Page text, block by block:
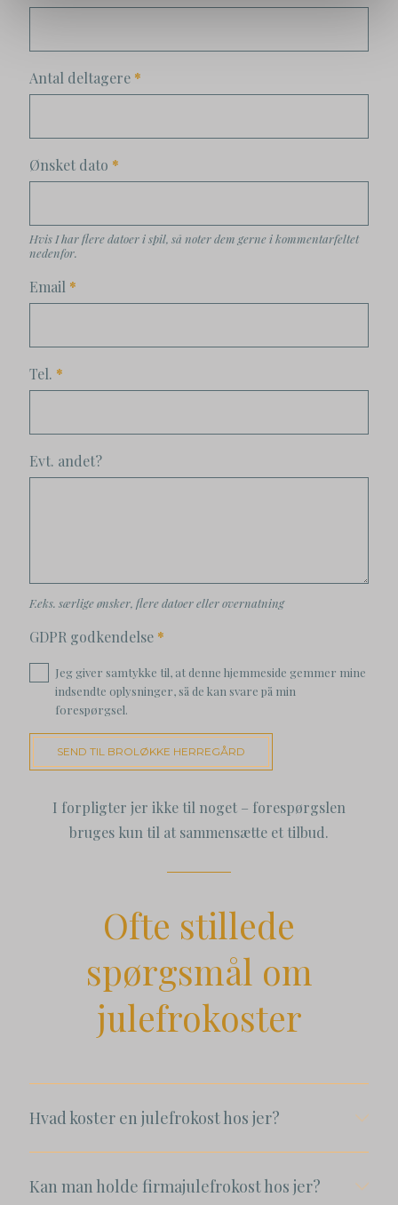
Antal deltagere *
Ønsket dato *
Hvis I har flere datoer i spil, så noter dem gerne i kommentarfeltet
nedenfor.
Email *
Tel. *
Evt. andet?
F.eks. særlige ønsker, flere datoer eller overnatning
GDPR godkendelse *
Jeg giver samtykke til, at denne hjemmeside gemmer mine
indsendte oplysninger, så de kan svare på min
forespørgsel.
SEND TIL BROLØKKE HERREGÅRD
I forpligter jer ikke til noget – forespørgslen
bruges kun til at sammensætte et tilbud.
Ofte stillede
spørgsmål om
julefrokoster
Hvad koster en julefrokost hos jer?
Kan man holde firmajulefrokost hos jer?